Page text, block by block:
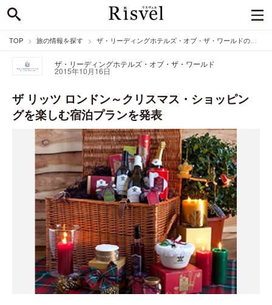
TOP 旅の情報を探す ザ・リーディングホテルズ・オブ・ザ・ワールドのニュース
ザ・リーディングホテルズ・オブ・ザ・ワールド
2015年10月16日
ザ リッツ ロンドン～クリスマス・ショッピン
グを楽しむ宿泊プランを発表